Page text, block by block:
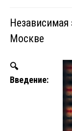
Независимая
Москве
🔍
Введение: